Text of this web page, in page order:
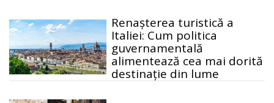
Renașterea turistică a
Italiei: Cum politica
guvernamentală
alimentează cea mai dorită
destinație din lume